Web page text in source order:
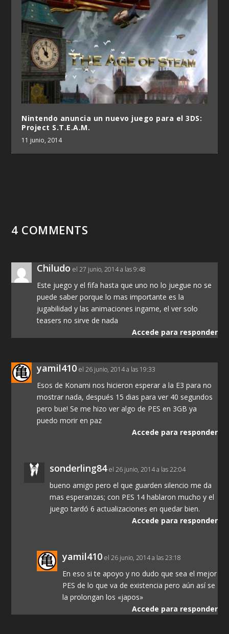
Nintendo anuncia un nuevo juego para el 3DS:
Project S.T.E.A.M.
11 junio, 2014
4 COMMENTS
Chiludo el 27 junio, 2014 a las 9:48
Este juego y el fifa hasta que uno no lo juegue no se
puede saber porque lo mas importante es la
jugabilidad y las animaciones ingame, el ver solo
teasers no sirve de nada
Accede para responder
yamil410 el 26 junio, 2014 a las 19:33
Esos de Konami nos hicieron esperar a la E3 para no
mostrar nada, después 15 dias para ver 40 segundos
pero bue! Se me hizo ver algo de PES en 3GB ya
puedo morir en paz
Accede para responder
sonderling84 el 26 junio, 2014 a las 22:04
bueno amigo pero el que guarden silencio me da
mas esperanzas; con PES 14 hablaron mucho y el
juego tardó 6 actualizaciones en quedar bien.
Accede para responder
yamil410 el 26 junio, 2014 a las 23:18
En eso si te apoyo y no dudo que sea el mejor
PES de lo que va de existencia pero aún así se
la prolongan los «japos»
Accede para responder